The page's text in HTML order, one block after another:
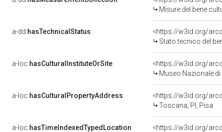
Misure del bene
a-dd:hasTechnicalStatus
<https://w3id.org/
Stato tecnico del
a-loc:hasCulturalInstituteOrSite
<https://w3id.org/
Museo Nazionale
a-loc:hasCulturalPropertyAddress
<https://w3id.org/
Toscana, PI, Pisa
a-loc:hasTimeIndexedTypedLocation
<https://w3id.org/